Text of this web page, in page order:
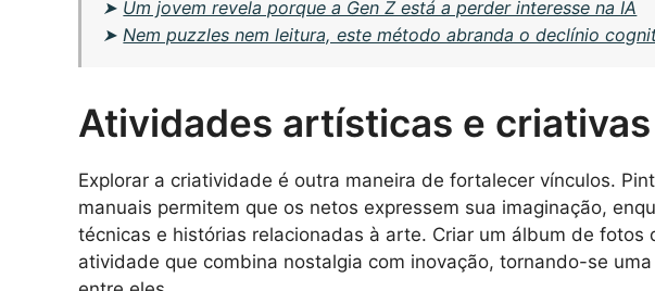
➤ Um jovem revela porque a Gen Z está a perder interesse na IA
➤ Nem puzzles nem leitura, este método abranda o declínio
Atividades artísticas e criativas
Explorar a criatividade é outra maneira de fortalecer vínculos.
manuais permitem que os netos expressem sua imaginação,
técnicas e histórias relacionadas à arte. Criar um álbum de fotos
atividade que combina nostalgia com inovação, tornando-se